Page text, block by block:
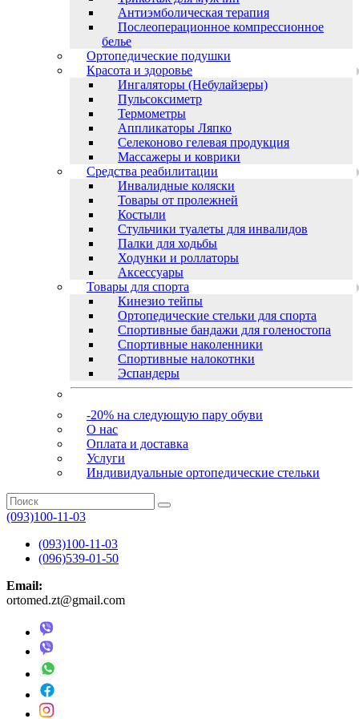
Антиэмболическая терапия
Послеоперационное компрессионное
белье
Ортопедические подушки
Красота и здоровье
Ингаляторы (Небулайзеры)
Пульсоксиметр
Термометры
Аппликаторы Ляпко
Селеконово гелевая продукция
Массажеры и коврики
Средства реабилитации
Инвалидные коляски
Товары от пролежней
Костыли
Стульчики туалеты для инвалидов
Палки для ходьбы
Ходунки и роллаторы
Аксессуары
Товары для спорта
Кинезио тейпы
Ортопедические стельки для спорта
Спортивные бандажи для голеностопа
Спортивные наколенники
Спортивные налокотнки
Эспандеры
-20% на следующую пару обуви
О нас
Оплата и доставка
Услуги
Индивидуальные ортопедические стельки
(093)100-11-03
(093)100-11-03
(096)539-01-50
Email:
ortomed.zt@gmail.com